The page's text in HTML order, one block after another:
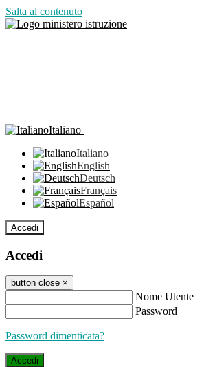
Salta al contenuto
Italiano
Italiano
English
Deutsch
Français
Español
Accedi
Accedi
button close ×
Nome Utente
Password
Password dimenticata?